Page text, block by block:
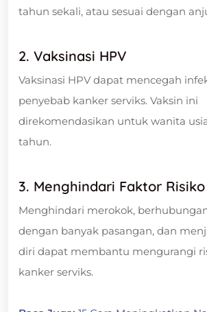
tahun sekali, atau sesuai dengan
2. Vaksinasi HPV
Vaksinasi HPV dapat mencegah
penyebab kanker serviks. Vaksin ini
direkomendasikan untuk wanita
tahun.
3. Menghindari Faktor Risiko
Menghindari merokok,
dengan banyak pasangan, dan
diri dapat membantu mengurangi
kanker serviks.